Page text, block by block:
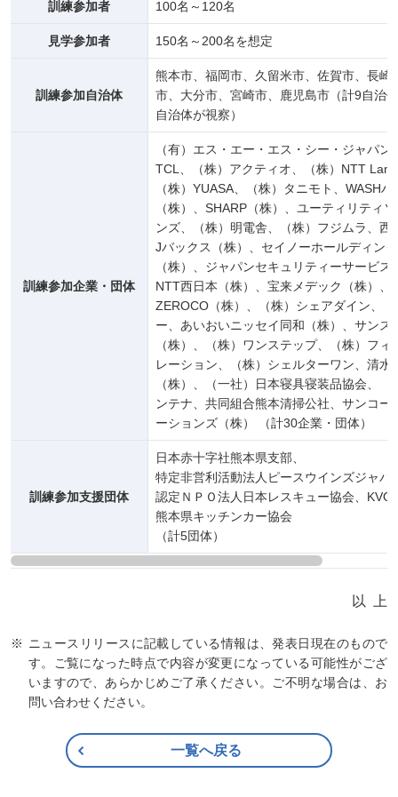
訓練参加者 100名～120名
見学参加者 150名～200名を想定
訓練参加自治体
熊本市、福岡市、久留米市、佐賀市、長崎
市、大分市、宮崎市、鹿児島市（計9自治
自治体が視察）
訓練参加企業・団体
（有）エス・エー・エス・シー・ジャパン
TCL、（株）アクティオ、（株）NTT
（株）YUASA、（株）タニモト、WASHハ
（株）、SHARP（株）、ユーティリティ
ンズ、（株）明電舎、（株）フジムラ、西
Jバックス（株）、セイノーホールディン
（株）、ジャパンセキュリティーサービス
NTT西日本（株）、宝来メデック（株）、
ZEROCO（株）、（株）シェアダイン、
ー、あいおいニッセイ同和（株）、サンス
（株）、（株）ワンステップ、（株）フィ
レーション、（株）シェルターワン、清水
（株）、（一社）日本寝具寝装品協会、（
ンテナ、共同組合熊本清掃公社、サンコー
ーションズ（株） （計30企業・団体）
訓練参加支援団体
日本赤十字社熊本県支部、
特定非営利活動法人ピースウインズジャパ
認定ＮＰＯ法人日本レスキュー協会、
熊本県キッチンカー協会
（計5団体）
以上
ニュースリリースに記載している情報は、発表日現在のもので
す。ご覧になった時点で内容が変更になっている可能性がござ
いますので、あらかじめご了承ください。ご不明な場合は、お
問い合わせください。
一覧へ戻る